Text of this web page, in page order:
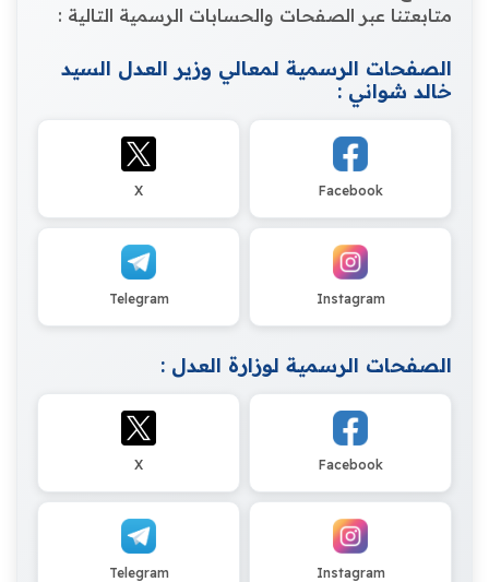
متابعتنا عبر الصفحات والحسابات الرسمية التالية :
الصفحات الرسمية لمعالي وزير العدل السيد
خالد شواني :
Facebook
X
Instagram
Telegram
الصفحات الرسمية لوزارة العدل :
Facebook
X
Instagram
Telegram